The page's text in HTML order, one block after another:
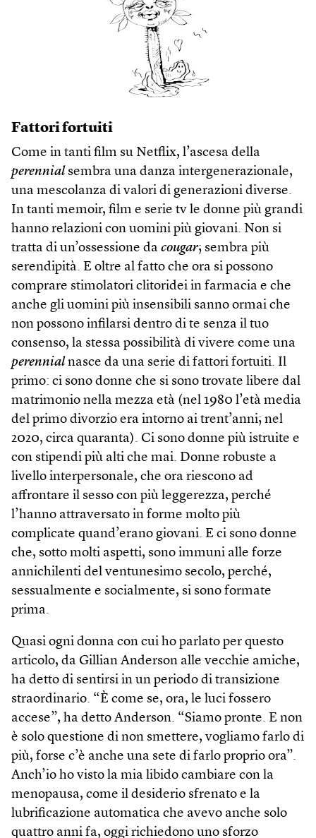
Fattori fortuiti
Come in tanti film su Netflix, l’ascesa della
perennial sembra una danza intergenerazionale,
una mescolanza di valori di generazioni diverse.
In tanti memoir, film e serie tv le donne più grandi
hanno relazioni con uomini più giovani. Non si
tratta di un’ossessione da cougar; sembra più
serendipità. E oltre al fatto che ora si possono
comprare stimolatori clitoridei in farmacia e che
anche gli uomini più insensibili sanno ormai che
non possono infilarsi dentro di te senza il tuo
consenso, la stessa possibilità di vivere come una
perennial nasce da una serie di fattori fortuiti. Il
primo: ci sono donne che si sono trovate libere dal
matrimonio nella mezza età (nel 1980 l’età media
del primo divorzio era intorno ai trent’anni; nel
2020, circa quaranta). Ci sono donne più istruite e
con stipendi più alti che mai. Donne robuste a
livello interpersonale, che ora riescono ad
affrontare il sesso con più leggerezza, perché
l’hanno attraversato in forme molto più
complicate quand’erano giovani. E ci sono donne
che, sotto molti aspetti, sono immuni alle forze
annichilenti del ventunesimo secolo, perché,
sessualmente e socialmente, si sono formate
prima.
Quasi ogni donna con cui ho parlato per questo
articolo, da Gillian Anderson alle vecchie amiche,
ha detto di sentirsi in un periodo di transizione
straordinario. “È come se, ora, le luci fossero
accese”, ha detto Anderson. “Siamo pronte. E non
è solo questione di non smettere, vogliamo farlo di
più, forse c’è anche una sete di farlo proprio ora”.
Anch’io ho visto la mia libido cambiare con la
menopausa, come il desiderio sfrenato e la
lubrificazione automatica che avevo anche solo
quattro anni fa, oggi richiedono uno sforzo